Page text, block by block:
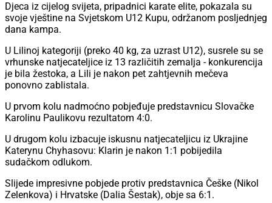
Djeca iz cijelog svijeta, pripadnici karate elite, pokazala su
svoje vještine na Svjetskom U12 Kupu, održanom posljednjeg
dana kampa.
U Lilinoj kategoriji (preko 40 kg, za uzrast U12), susrele su se
vrhunske natjecateljice iz 13 različitih zemalja - konkurencija
je bila žestoka, a Lili je nakon pet zahtjevnih mečeva
ponovno zablistala.
U prvom kolu nadmoćno pobjeđuje predstavnicu Slovačke
Karolinu Paulikovu rezultatom 4:0.
U drugom kolu izbacuje iskusnu natjecateljicu iz Ukrajine
Katerynu Chyhasovu: Klarin je nakon 1:1 pobijedila
sudačkom odlukom.
Slijede impresivne pobjede protiv predstavnica Češke (Nikol
Zelenkova) i Hrvatske (Dalia Šestak), obje sa 6:1.